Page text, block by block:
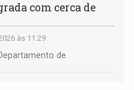
com cerca de
às 11:29
de